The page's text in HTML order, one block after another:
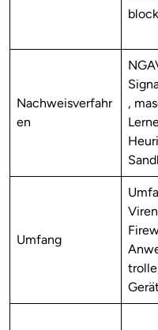
Nachweisverfahr
en
,
Umfang